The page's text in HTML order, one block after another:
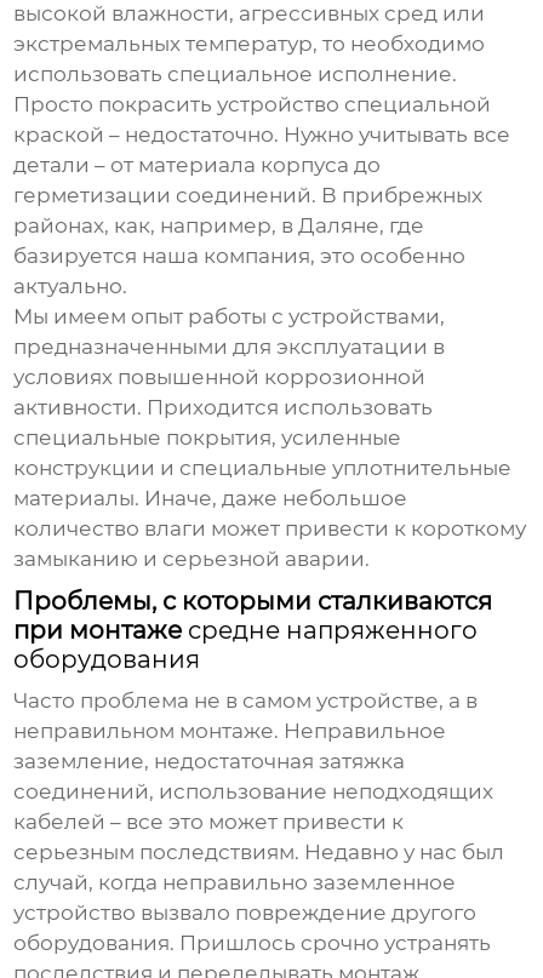
высокой влажности, агрессивных сред или
экстремальных температур, то необходимо
использовать специальное исполнение.
Просто покрасить устройство специальной
краской – недостаточно. Нужно учитывать все
детали – от материала корпуса до
герметизации соединений. В прибрежных
районах, как, например, в Даляне, где
базируется наша компания, это особенно
актуально.
Мы имеем опыт работы с устройствами,
предназначенными для эксплуатации в
условиях повышенной коррозионной
активности. Приходится использовать
специальные покрытия, усиленные
конструкции и специальные уплотнительные
материалы. Иначе, даже небольшое
количество влаги может привести к короткому
замыканию и серьезной аварии.
Проблемы, с которыми сталкиваются
при монтаже средне напряженного
оборудования
Часто проблема не в самом устройстве, а в
неправильном монтаже. Неправильное
заземление, недостаточная затяжка
соединений, использование неподходящих
кабелей – все это может привести к
серьезным последствиям. Недавно у нас был
случай, когда неправильно заземленное
устройство вызвало повреждение другого
оборудования. Пришлось срочно устранять